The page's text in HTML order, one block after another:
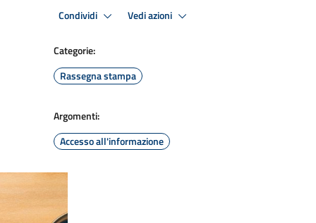
Condividi Vedi azioni
Categorie:
Rassegna stampa
Argomenti:
Accesso all'informazione